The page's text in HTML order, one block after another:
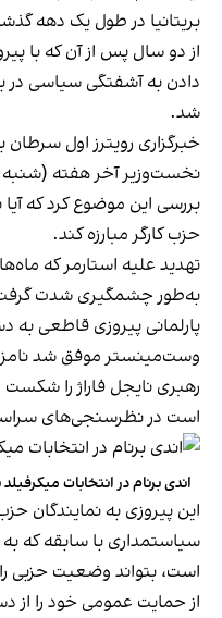
بریتانیا در طول یک دهه
از دو سال پس از آن که با
دادن به آشفتگی سیاسی در
شد.
خبرگزاری رویترز اول
بررسی این موضوع کرد که آیا
حزب کارگر مبارزه کند.
به‌طور چشمگیری شدت گرفت؛
پارلمانی پیروزی قاطعی به
وست‌مینستر موفق شد نامزد
رهبری نایجل فاراژ را
است در نظرسنجی‌های
اندی برنام در انتخابات
این پیروزی به نمایندگان
سیاستمداری با سابقه که
است، بتواند وضعیت حزبی
از حمایت عمومی خود را از